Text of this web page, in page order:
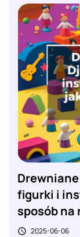
figurki i
sposób na
 2025-06-06